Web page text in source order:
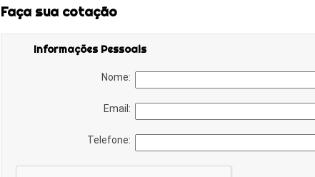
Faça sua cotação
Informações Pessoais
Nome:
Email:
Telefone: